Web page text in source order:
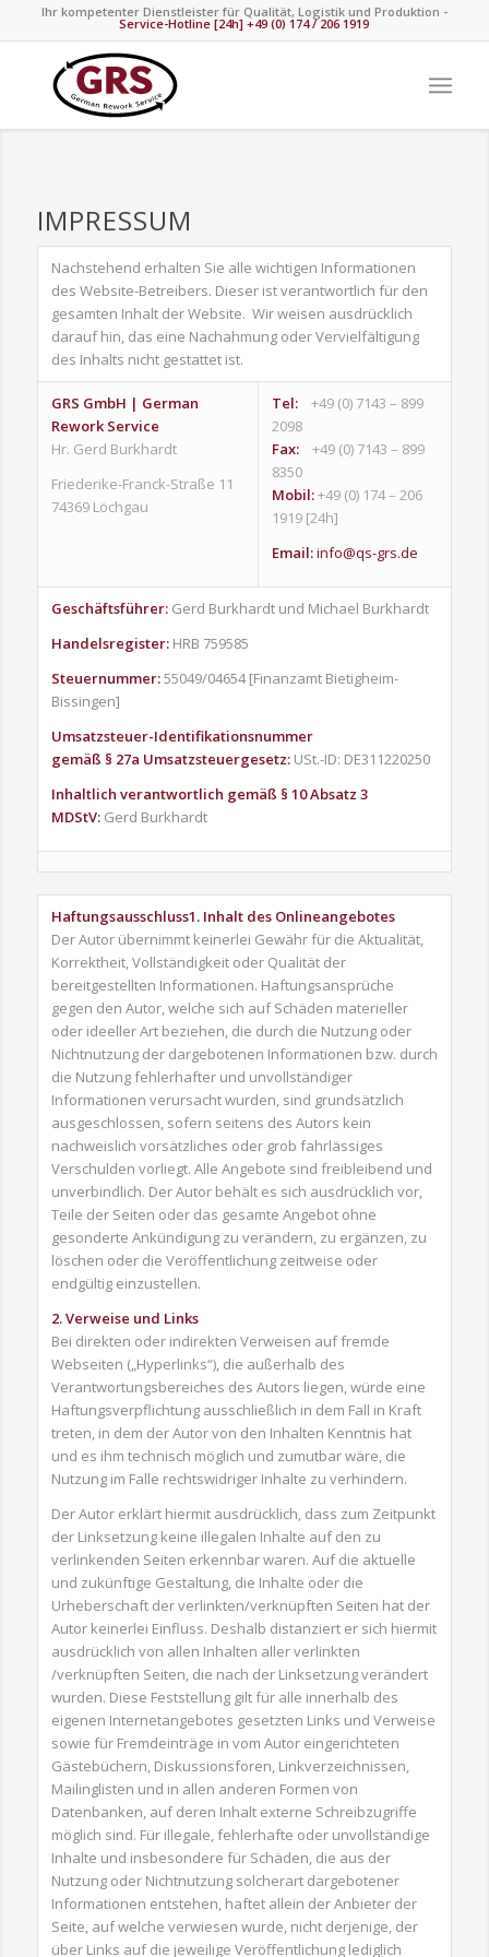
Ihr kompetenter Dienstleister für Qualität, Logistik und Produktion -
Service-Hotline [24h] +49 (0) 174 / 206 1919
IMPRESSUM
Nachstehend erhalten Sie alle wichtigen Informationen
des Website-Betreibers. Dieser ist verantwortlich für den
gesamten Inhalt der Website. Wir weisen ausdrücklich
darauf hin, das eine Nachahmung oder Vervielfältigung
des Inhalts nicht gestattet ist.
GRS GmbH | German
Rework Service
Hr. Gerd Burkhardt
Friederike-Franck-Straße 11
74369 Löchgau
Tel:+49 (0) 7143 – 899
2098
Fax: +49 (0) 7143 – 899
8350
Mobil:+49 (0) 174 – 206
1919 [24h]
Email:info@qs-grs.de
Geschäftsführer: Gerd Burkhardt und Michael Burkhardt
Handelsregister: HRB 759585
Steuernummer:55049/04654 [Finanzamt Bietigheim-
Bissingen]
Umsatzsteuer-Identifikationsnummer
gemäß § 27a Umsatzsteuergesetz:USt.-ID: DE311220250
Inhaltlich verantwortlich gemäß § 10 Absatz 3
MDStV: Gerd Burkhardt
Haftungsausschluss1. Inhalt des Onlineangebotes
Der Autor übernimmt keinerlei Gewähr für die Aktualität,
Korrektheit, Vollständigkeit oder Qualität der
bereitgestellten Informationen. Haftungsansprüche
gegen den Autor, welche sich auf Schäden materieller
oder ideeller Art beziehen, die durch die Nutzung oder
Nichtnutzung der dargebotenen Informationen bzw. durch
die Nutzung fehlerhafter und unvollständiger
Informationen verursacht wurden, sind grundsätzlich
ausgeschlossen, sofern seitens des Autors kein
nachweislich vorsätzliches oder grob fahrlässiges
Verschulden vorliegt. Alle Angebote sind freibleibend und
unverbindlich. Der Autor behält es sich ausdrücklich vor,
Teile der Seiten oder das gesamte Angebot ohne
gesonderte Ankündigung zu verändern, zu ergänzen, zu
löschen oder die Veröffentlichung zeitweise oder
endgültig einzustellen.
2. Verweise und Links
Bei direkten oder indirekten Verweisen auf fremde
Webseiten („Hyperlinks“), die außerhalb des
Verantwortungsbereiches des Autors liegen, würde eine
Haftungsverpflichtung ausschließlich in dem Fall in Kraft
treten, in dem der Autor von den Inhalten Kenntnis hat
und es ihm technisch möglich und zumutbar wäre, die
Nutzung im Falle rechtswidriger Inhalte zu verhindern.
Der Autor erklärt hiermit ausdrücklich, dass zum Zeitpunkt
der Linksetzung keine illegalen Inhalte auf den zu
verlinkenden Seiten erkennbar waren. Auf die aktuelle
und zukünftige Gestaltung, die Inhalte oder die
Urheberschaft der verlinkten/verknüpften Seiten hat der
Autor keinerlei Einfluss. Deshalb distanziert er sich hiermit
ausdrücklich von allen Inhalten aller verlinkten
/verknüpften Seiten, die nach der Linksetzung verändert
wurden. Diese Feststellung gilt für alle innerhalb des
eigenen Internetangebotes gesetzten Links und Verweise
sowie für Fremdeinträge in vom Autor eingerichteten
Gästebüchern, Diskussionsforen, Linkverzeichnissen,
Mailinglisten und in allen anderen Formen von
Datenbanken, auf deren Inhalt externe Schreibzugriffe
möglich sind. Für illegale, fehlerhafte oder unvollständige
Inhalte und insbesondere für Schäden, die aus der
Nutzung oder Nichtnutzung solcherart dargebotener
Informationen entstehen, haftet allein der Anbieter der
Seite, auf welche verwiesen wurde, nicht derjenige, der
über Links auf die jeweilige Veröffentlichung lediglich